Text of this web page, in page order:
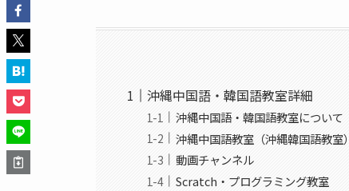
沖縄中国語・韓国語教室詳細
沖縄中国語・韓国語教室について
沖縄中国語教室（沖縄韓国語教室
動画チャンネル
Scratch・プログラミング教室